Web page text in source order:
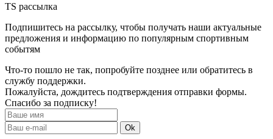
TS рассылка
Подпишитесь на рассылку, чтобы получать наши актуальные
предложения и информацию по популярным спортивным
событям
Что-то пошло не так, попробуйте позднее или обратитесь в
службу поддержки.
Пожалуйста, дождитесь подтверждения отправки формы.
Спасибо за подписку!
Ok